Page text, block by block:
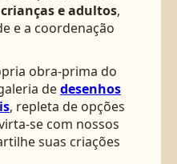
crianças e adultos,
e a coordenação
obra-prima do
dedesenhos
, repleta de opções
se com nossos
suas criações